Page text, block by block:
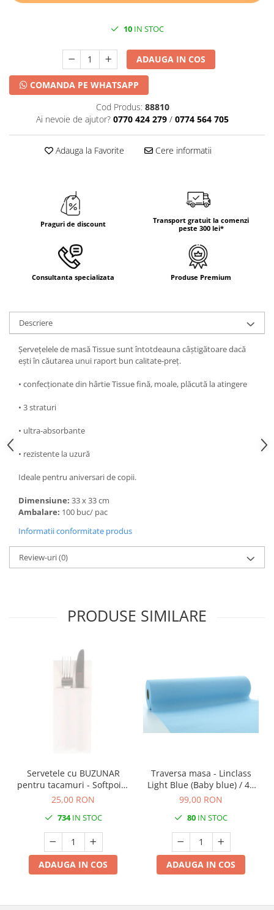
DECOR HALLOWEEN
DECOR PRIMAVARA
DECOR VARA
DECOR IARNA
TEMATICA CULINARA
DECOR MOS NICOLAE
DECOR OKTOBER FEST
DECOR BABY SHOWER
10IN STOC
ADAUGA IN COS
COMANDA PE WHATSAPP
Cod Produs: 88810
Ai nevoie de ajutor? 0770 424 279 / 0774 564 705
Adauga la Favorite Cere informatii
Praguri de discount
Transport gratuit la comenzi
peste 300 lei*
Consultanta specializata Produse Premium
Descriere
Șervețelele de masă Tissue sunt întotdeauna câștigătoare dacă
ești în căutarea unui raport bun calitate-preț.
• confecționate din hârtie Tissue fină, moale, plăcută la atingere
• 3 straturi
• ultra-absorbante
• rezistente la uzură
Ideale pentru aniversari de copii.
Dimensiune: 33 x 33 cm
Ambalare: 100 buc/ pac
Informatii conformitate produs
Review-uri(0)
PRODUSE SIMILARE
Servetele cu BUZUNAR
pentru tacamuri - Softpoint
(Alb) / 33 x 40 cm / 50 buc
25,00 RON
734IN STOC
ADAUGA IN COS
Traversa masa - Linclass
Light Blue (Baby blue) / 40
cm x 24 m / 1 rola
99,00 RON
80 IN STOC
ADAUGA IN COS